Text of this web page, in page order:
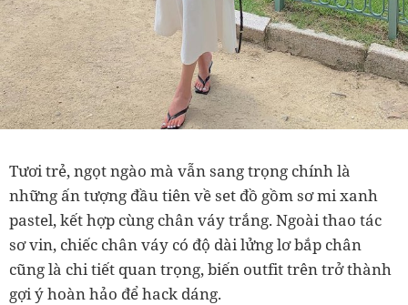
Tươi trẻ, ngọt ngào mà vẫn sang trọng chính là
những ấn tượng đầu tiên về set đồ gồm sơ mi xanh
pastel, kết hợp cùng chân váy trắng. Ngoài thao tác
sơ vin, chiếc chân váy có độ dài lửng lơ bắp chân
cũng là chi tiết quan trọng, biến outfit trên trở thành
gợi ý hoàn hảo để hack dáng.